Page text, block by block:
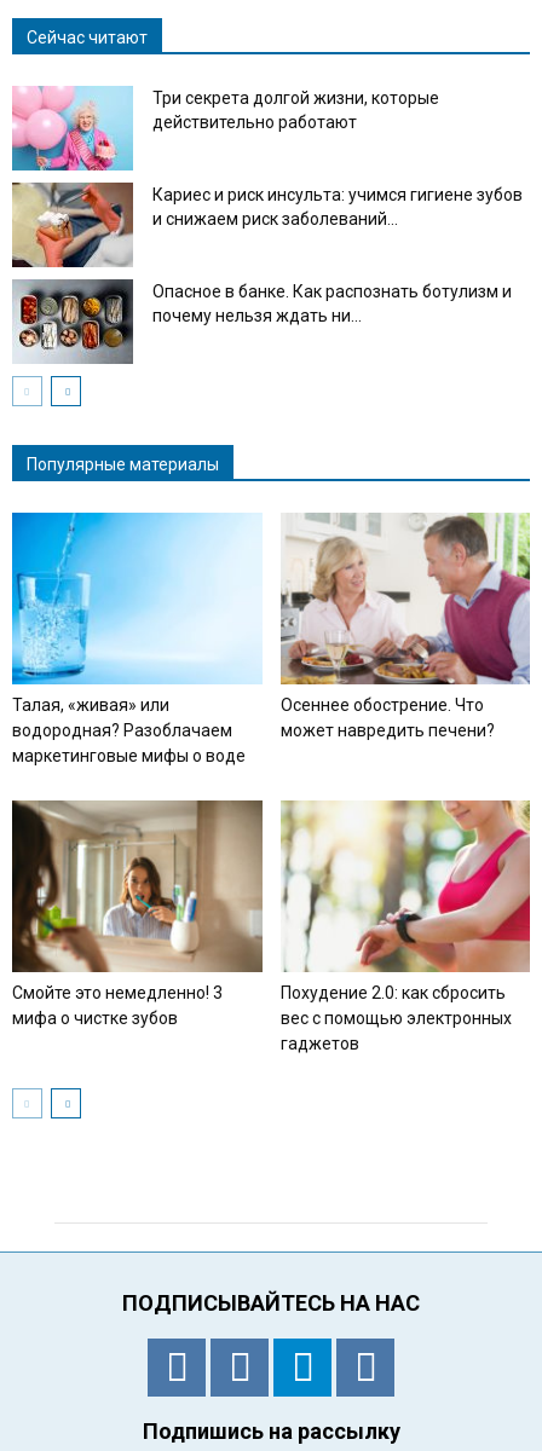
Сейчас читают
Три секрета долгой жизни, которые
действительно работают
Кариес и риск инсульта: учимся гигиене зубов
и снижаем риск заболеваний...
Опасное в банке. Как распознать ботулизм и
почему нельзя ждать ни...
Популярные материалы
Талая, «живая» или
водородная? Разоблачаем
маркетинговые мифы о воде
Осеннее обострение. Что
может навредить печени?
Смойте это немедленно! 3
мифа о чистке зубов
Похудение 2.0: как сбросить
вес с помощью электронных
гаджетов
ПОДПИСЫВАЙТЕСЬ НА НАС
Подпишись на рассылку